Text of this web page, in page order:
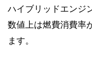
ハイブリッドエンジ
数値上は燃費消費率
ます。